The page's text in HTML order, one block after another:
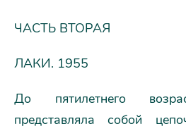
ЧАСТЬ ВТОРАЯ
ЛАКИ. 1955
До пятилетнего
представляла собой